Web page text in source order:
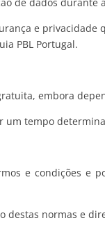
e privacidade
PBL Portugal.
embora
tempo
e condições e
destas normas e